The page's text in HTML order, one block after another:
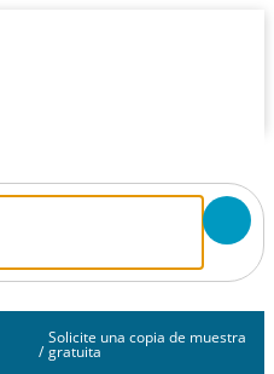
/
Solicite una copia de muestra
gratuita